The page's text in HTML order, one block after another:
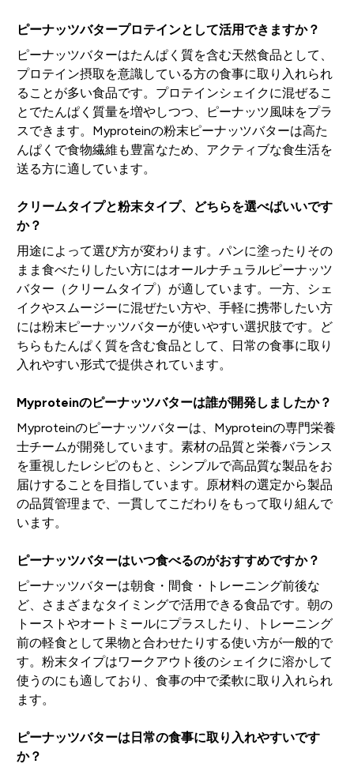
ピーナッツバタープロテインとして活用できますか？
ピーナッツバターはたんぱく質を含む天然食品として、
プロテイン摂取を意識している方の食事に取り入れられ
ることが多い食品です。プロテインシェイクに混ぜるこ
とでたんぱく質量を増やしつつ、ピーナッツ風味をプラ
スできます。Myproteinの粉末ピーナッツバターは高た
んぱくで食物繊維も豊富なため、アクティブな食生活を
送る方に適しています。
クリームタイプと粉末タイプ、どちらを選べばいいです
か？
用途によって選び方が変わります。パンに塗ったりその
まま食べたりしたい方にはオールナチュラルピーナッツ
バター（クリームタイプ）が適しています。一方、シェ
イクやスムージーに混ぜたい方や、手軽に携帯したい方
には粉末ピーナッツバターが使いやすい選択肢です。ど
ちらもたんぱく質を含む食品として、日常の食事に取り
入れやすい形式で提供されています。
Myproteinのピーナッツバターは誰が開発しましたか？
Myproteinのピーナッツバターは、Myproteinの専門栄養
士チームが開発しています。素材の品質と栄養バランス
を重視したレシピのもと、シンプルで高品質な製品をお
届けすることを目指しています。原材料の選定から製品
の品質管理まで、一貫してこだわりをもって取り組んで
います。
ピーナッツバターはいつ食べるのがおすすめですか？
ピーナッツバターは朝食・間食・トレーニング前後な
ど、さまざまなタイミングで活用できる食品です。朝の
トーストやオートミールにプラスしたり、トレーニング
前の軽食として果物と合わせたりする使い方が一般的で
す。粉末タイプはワークアウト後のシェイクに溶かして
使うのにも適しており、食事の中で柔軟に取り入れられ
ます。
ピーナッツバターは日常の食事に取り入れやすいです
か？